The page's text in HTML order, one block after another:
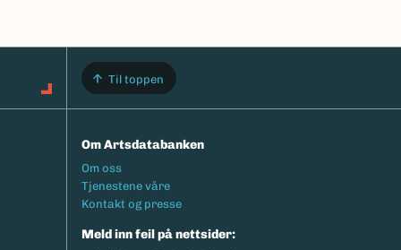
Til toppen
Om Artsdatabanken
Footermeny
Om oss
Tjenestene våre
Kontakt og presse
Meld inn feil på nettsider: